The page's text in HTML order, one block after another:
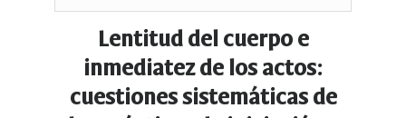
Lentitud del cuerpo e
inmediatez de los actos:
cuestiones sistemáticas de